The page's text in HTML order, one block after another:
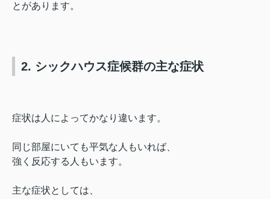
とがあります。
2. シックハウス症候群の主な症状
症状は人によってかなり違います。
同じ部屋にいても平気な人もいれば、
強く反応する人もいます。
主な症状としては、